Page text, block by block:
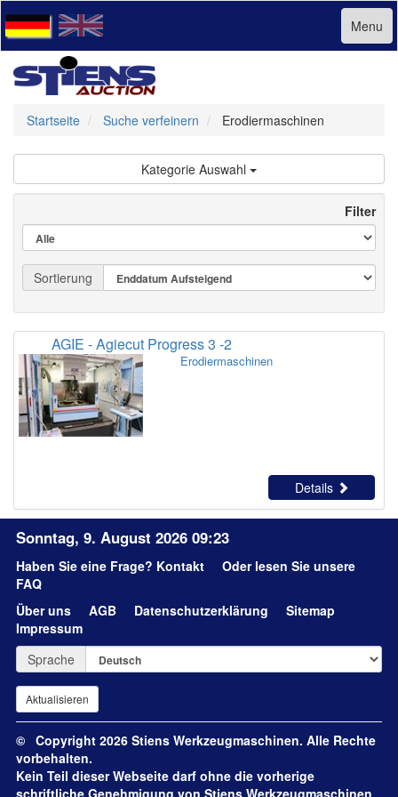
Menu
Startseite Suche verfeinern Erodiermaschinen
Kategorie Auswahl
Filter
Sortierung
AGIE - Agiecut Progress 3 -2
Erodiermaschinen
Details
Sonntag, 9. August 2026 09:23
Haben Sie eine Frage? Kontakt
Oder lesen Sie unsere
FAQ
Über uns
AGB Datenschutzerklärung
Sitemap
Impressum
Sprache
© Copyright 2026 Stiens Werkzeugmaschinen. Alle Rechte
vorbehalten.
Kein Teil dieser Webseite darf ohne die vorherige